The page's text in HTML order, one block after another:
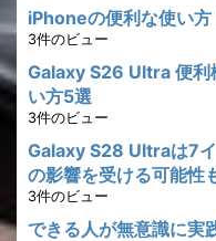
iPhoneの便利な使い方
3件のビュー
Galaxy S26 Ultra 便利
い方5選
3件のビュー
Galaxy S28 Ultraは7
の影響を受ける可能性
3件のビュー
できる人が無意識に実